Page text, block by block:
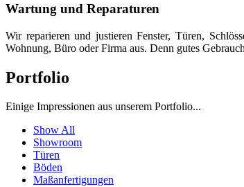
Wartung und Reparaturen
Wir reparieren und justieren Fenster, Türen,
Wohnung, Büro oder Firma aus. Denn gutes
Portfolio
Einige Impressionen aus unserem Portfolio...
Show All
Showroom
Türen
Böden
Maßanfertigungen